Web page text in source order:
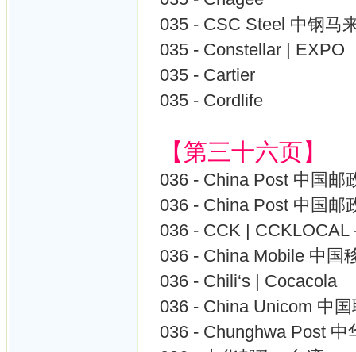
035 - CSC Steel 中钢马
035 - Constellar | EXPO
035 - Cartier
035 - Cordlife
【第三十六页】
036 - China Post 中国邮
036 - China Post 中国邮
036 - CCK | CCKLOCAL
036 - China Mobile 中国
036 - Chili‘s | Cocacola
036 - China Unicom 中
036 - Chunghwa Post